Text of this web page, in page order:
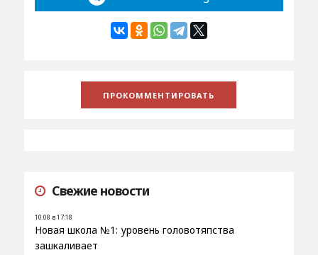
Свежие новости
10.08 в 17:18
Новая школа №1: уровень головотяпства
зашкаливает